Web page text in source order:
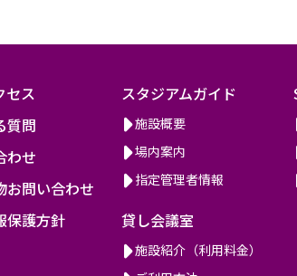
セス
質問
わせ
お問い合わせ
保護方針
スタジアムガイド
施設概要
場内案内
指定管理者情報
貸し会議室
施設紹介（利用料金）